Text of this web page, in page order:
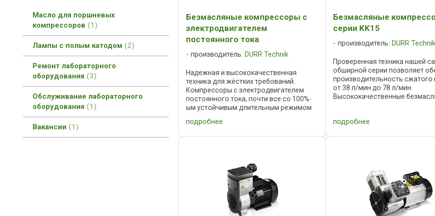
Масло для поршневых
компрессоров
1
Лампы с полым катодом 2
Ремонт лабораторного
оборудования
3
Обслуживание лабораторного
оборудования
1
Вакансии 1
Безмасляные компрессоры с
электродвигателем
постоянного тока
производитель: DURR Technik
Надежная и высококачественная
техника для жёстких требований.
Компрессоры с электродвигателем
постоянного тока, почти все со 100%-
ым устойчивым длительным режимом
железнодорожном транспорте, в судо-
подробнее
Безмасляные
серии KK15
производитель: DURR
Проверенная техника нашей
обширной серии позволяет
производительность сжатого
от 38 л/мин до 78 л/мин.
Высококачественные
технического ...
подробнее